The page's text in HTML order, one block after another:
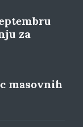
za
masovnih